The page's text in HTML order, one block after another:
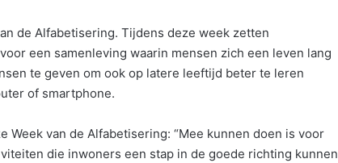
de Alfabetisering. Tijdens deze week zetten
een samenleving waarin mensen zich een leven lang
te geven om ook op latere leeftijd beter te leren
of smartphone.
Week van de Alfabetisering: “Mee kunnen doen is voor
die inwoners een stap in de goede richting kunnen